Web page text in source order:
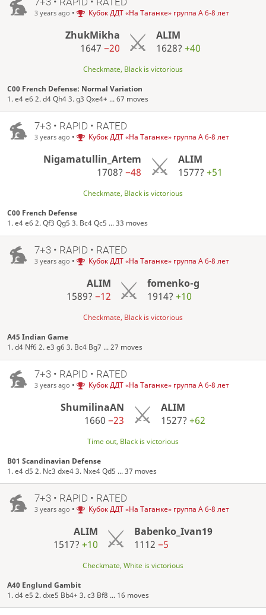
3 years ago • Кубок ДДТ «На Таганке» группа А 6-8 лет
ZhukMikha
1647 −20
ALIM
1628?+40
Checkmate, Black is victorious
C00 French Defense: Normal Variation
1. e4 e6 2. d4 Qh4 3. g3 Qxe4+ ... 67 moves
7+3 • RAPID • RATED
3 years ago • Кубок ДДТ «На Таганке» группа А 6-8 лет
Nigamatullin_Artem
1708?−48
ALIM
1577? +51
Checkmate, Black is victorious
C00 French Defense
1. e4 e6 2. Qf3 Qg5 3. Bc4 Qc5 ... 33 moves
7+3 • RAPID • RATED
3 years ago • Кубок ДДТ «На Таганке» группа А 6-8 лет
ALIM
1589? −12
fomenko-g
1914?+10
Checkmate, Black is victorious
A45 Indian Game
1. d4 Nf6 2. e3 g6 3. Bc4 Bg7 ... 27 moves
7+3 • RAPID • RATED
3 years ago • Кубок ДДТ «На Таганке» группа А 6-8 лет
ShumilinaAN
1660−23
ALIM
1527? +62
Time out, Black is victorious
B01 Scandinavian Defense
1. e4 d5 2. Nc3 dxe4 3. Nxe4 Qd5 ... 37 moves
7+3 • RAPID • RATED
3 years ago • Кубок ДДТ «На Таганке» группа А 6-8 лет
ALIM
1517? +10
Babenko_Ivan19
1112−5
Checkmate, White is victorious
A40 Englund Gambit
1. d4 e5 2. dxe5 Bb4+ 3. c3 Bf8 ... 16 moves